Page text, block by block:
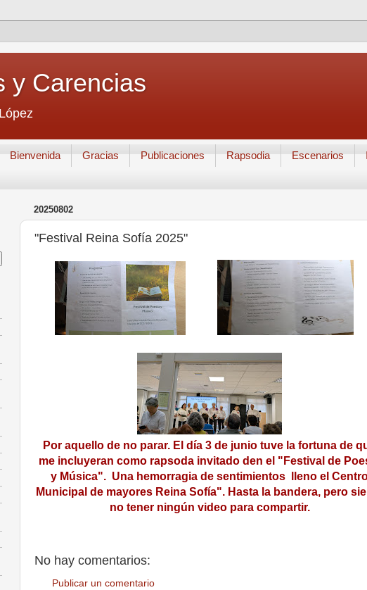
y Carencias
Bienvenida Gracias Publicaciones Rapsodia Escenarios
20250802
"Festival Reina Sofía 2025"
Por aquello de no parar. El día 3 de junio tuve la fortuna de
me incluyeran como rapsoda invitado den el "Festival de
y Música". Una hemorragia de sentimientos lleno el
Municipal de mayores Reina Sofía". Hasta la bandera, pero
no tener ningún video para compartir.
No hay comentarios:
Publicar un comentario